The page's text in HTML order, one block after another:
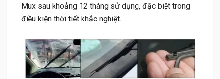
Mux sau khoảng 12 tháng sử dụng, đặc biệt trong
điều kiện thời tiết khắc nghiệt.